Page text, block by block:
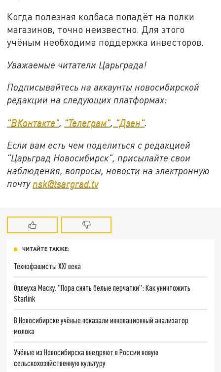
Когда полезная колбаса попадёт на полки
магазинов, точно неизвестно. Для этого
учёным необходима поддержка инвесторов.
Уважаемые читатели Царьграда!
Подписывайтесь на аккаунты новосибирской
редакции на следующих платформах:
"ВКонтакте", "Телеграм", "Дзен".
Если вам есть чем поделиться с редакцией
"Царьград Новосибирск", присылайте свои
наблюдения, вопросы, новости на электронную
почту nsk@tsargrad.tv
ЧИТАЙТЕ ТАКЖЕ:
Технофашисты XXI века
Оплеуха Маску. "Пора снять белые перчатки": Как уничтожить
Starlink
В Новосибирске учёные показали инновационный анализатор
молока
Учёные из Новосибирска внедряют в России новую
сельскохозяйственную культуру